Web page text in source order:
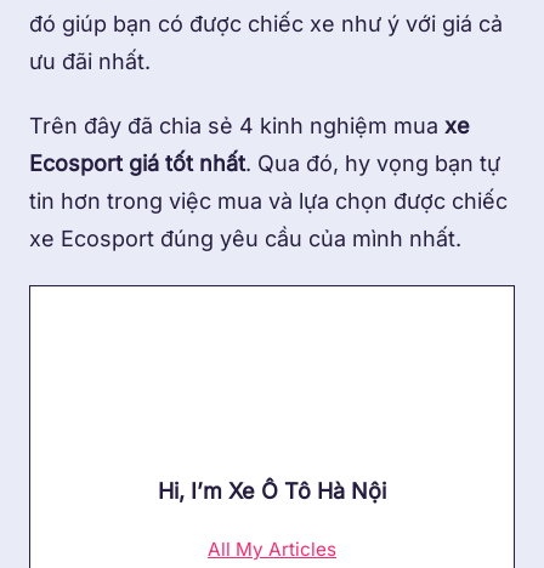
đó giúp bạn có được chiếc xe như ý với giá cả
ưu đãi nhất.
Trên đây đã chia sẻ 4 kinh nghiệm mua xe
Ecosport giá tốt nhất. Qua đó, hy vọng bạn tự
tin hơn trong việc mua và lựa chọn được chiếc
xe Ecosport đúng yêu cầu của mình nhất.
Hi, I’m Xe Ô Tô Hà Nội
All My Articles